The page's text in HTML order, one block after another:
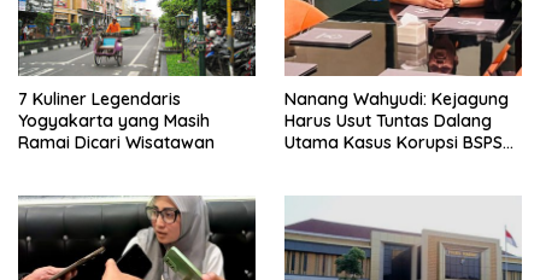
7 Kuliner Legendaris
Yogyakarta yang Masih
Ramai Dicari Wisatawan
Nanang Wahyudi: Kejagung
Harus Usut Tuntas Dalang
Utama Kasus Korupsi BSPS